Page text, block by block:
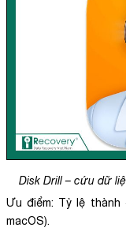
Disk Drill – cứu dữ
Ưu điểm: Tỷ lệ
macOS).